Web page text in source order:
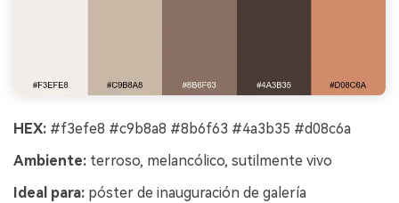
HEX: #f3efe8 #c9b8a8 #8b6f63 #4a3b35 #d08c6a
Ambiente: terroso, melancólico, sutilmente vivo
Ideal para: póster de inauguración de galería